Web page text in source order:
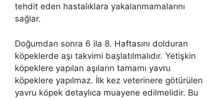
tehdit eden hastalıklara yakalanmamalarını
sağlar.
Doğumdan sonra 6 ila 8. Haftasını dolduran
köpeklerde aşı takvimi başlatılmalıdır. Yetişkin
köpeklere yapılan aşıların tamamı yavru
köpeklere yapılmaz. İlk kez veterinere götürülen
yavru köpek detaylıca muayene edilmelidir. Bu